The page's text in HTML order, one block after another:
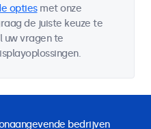
optiesmet onze
de juiste keuze te
uw vragen te
bedrijven